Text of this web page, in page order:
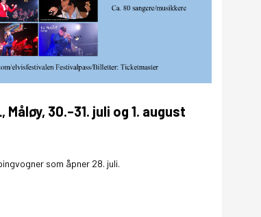
Måløy, 30.–31. juli og 1. august
som åpner 28. juli.